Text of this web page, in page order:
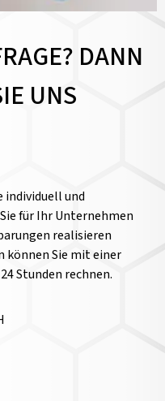
DANN
UNS
individuell und
für Ihr Unternehmen
realisieren
können Sie mit einer
Stunden rechnen.